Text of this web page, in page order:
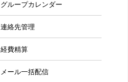
グループカレンダー
連絡先管理
経費精算
メール一括配信